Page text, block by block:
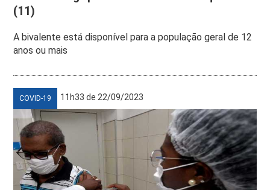
(11)
A bivalente está disponível para a população geral de 12
anos ou mais
COVID-19 11h33 de 22/09/2023